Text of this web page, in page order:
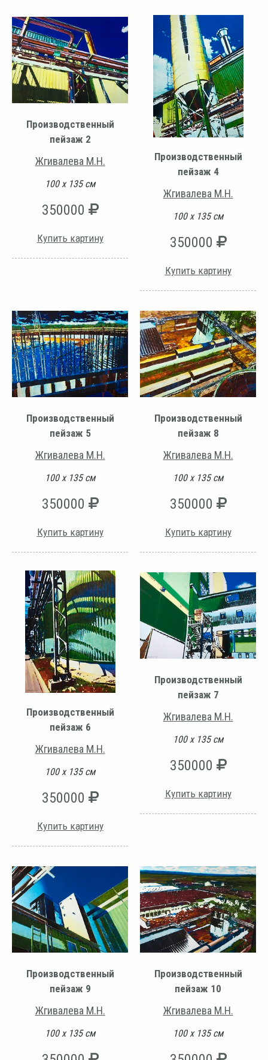
Производственный
пейзаж 2
Жгивалева М.Н.
100 х 135 см
350000
Купить картину
Производственный
пейзаж 4
Жгивалева М.Н.
100 х 135 см
350000
Купить картину
Производственный
пейзаж 5
Жгивалева М.Н.
100 х 135 см
350000
Купить картину
Производственный
пейзаж 8
Жгивалева М.Н.
100 х 135 см
350000
Купить картину
Производственный
пейзаж 6
Жгивалева М.Н.
100 х 135 см
350000
Купить картину
Производственный
пейзаж 7
Жгивалева М.Н.
100 х 135 см
350000
Купить картину
Производственный
пейзаж 9
Жгивалева М.Н.
100 х 135 см
Производственный
пейзаж 10
Жгивалева М.Н.
100 х 135 см